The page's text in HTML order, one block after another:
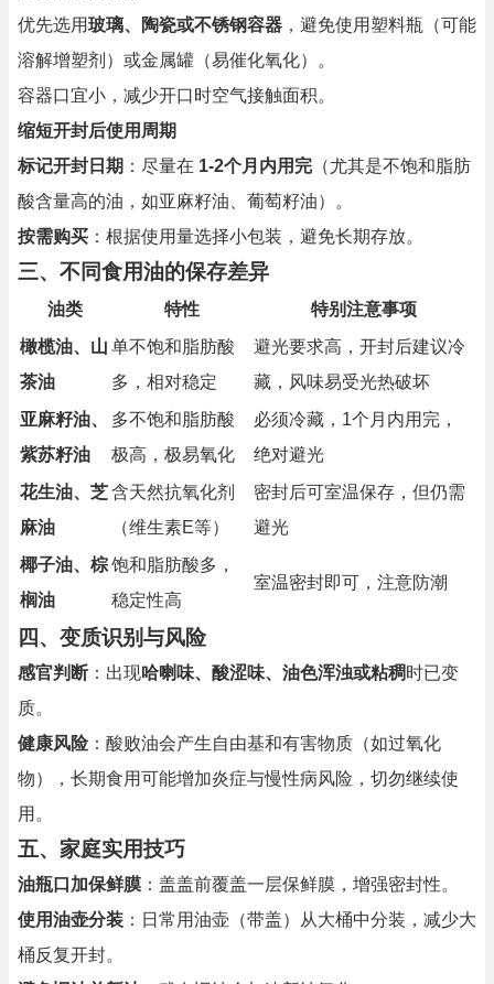
优先选用玻璃、陶瓷或不锈钢容器 ，避免使用塑料瓶（可能
溶解增塑剂）或金属罐（易催化氧化）。
容器口宜小，减少开口时空气接触面积。
缩短开封后使用周期
标记开封日期 ：尽量在 1-2个月内用完 （尤其是不饱和脂肪
酸含量高的油，如亚麻籽油、葡萄籽油）。
按需购买 ：根据使用量选择小包装，避免长期存放。
三、不同食用油的保存差异
油类 特性
特别注意事项
橄榄油、山
茶油
单不饱和脂肪酸
多，相对稳定
避光要求高，开封后建议冷
藏，风味易受光热破坏
亚麻籽油、
紫苏籽油
多不饱和脂肪酸
极高，极易氧化
必须冷藏，1个月内用完，
绝对避光
花生油、芝
麻油
含天然抗氧化剂
（维生素E等）
密封后可室温保存，但仍需
避光
椰子油、棕
榈油
饱和脂肪酸多，
稳定性高
室温密封即可，注意防潮
四、变质识别与风险
感官判断 ：出现哈喇味、酸涩味、油色浑浊或粘稠时已变
质。
健康风险：酸败油会产生自由基和有害物质（如过氧化
物），长期食用可能增加炎症与慢性病风险，切勿继续使
用。
五、家庭实用技巧
油瓶口加保鲜膜 ：盖盖前覆盖一层保鲜膜，增强密封性。
使用油壶分装 ：日常用油壶（带盖）从大桶中分装，减少大
桶反复开封。